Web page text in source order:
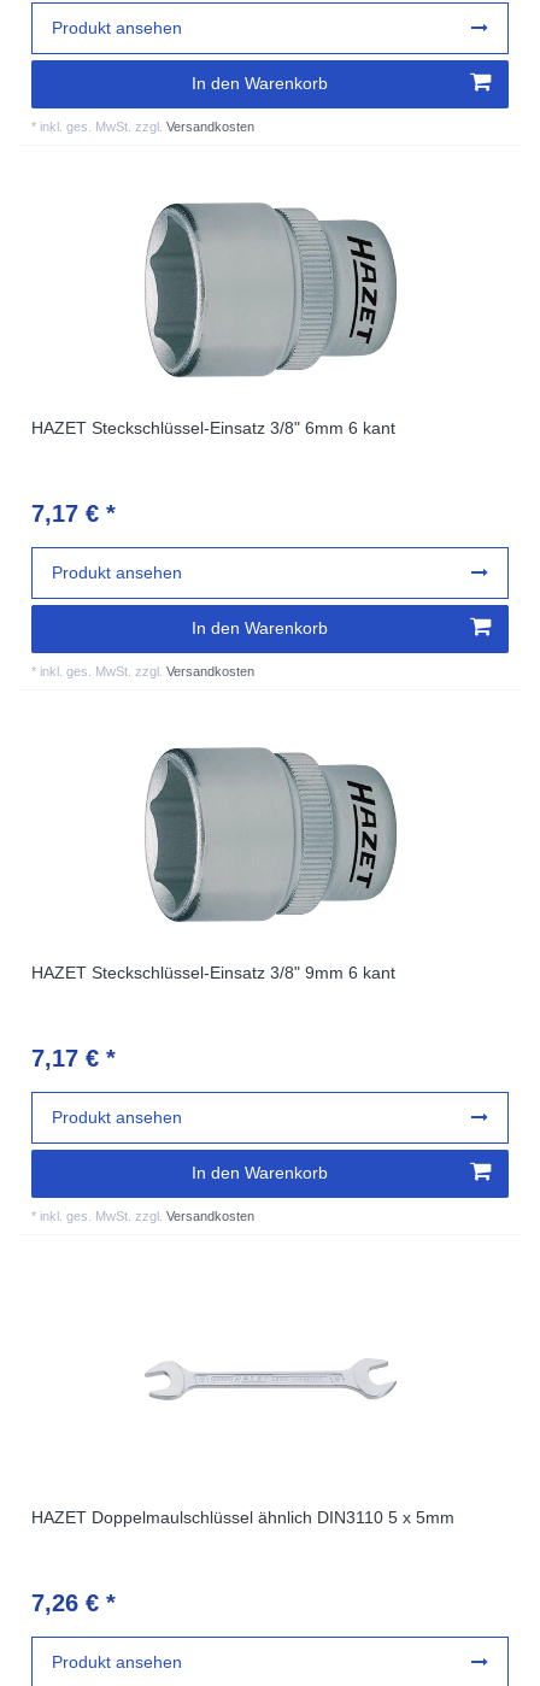
In den Warenkorb
* inkl. ges. MwSt. zzgl.Versandkosten
Produkt ansehen
HAZET Steckschlüssel-Einsatz 3/8" 6mm 6 kant
7,17 € *
In den Warenkorb
* inkl. ges. MwSt. zzgl.Versandkosten
Produkt ansehen
HAZET Steckschlüssel-Einsatz 3/8" 9mm 6 kant
7,17 € *
In den Warenkorb
* inkl. ges. MwSt. zzgl.Versandkosten
Produkt ansehen
HAZET Doppelmaulschlüssel ähnlich DIN3110 5 x 5mm
7,26 € *
Produkt ansehen